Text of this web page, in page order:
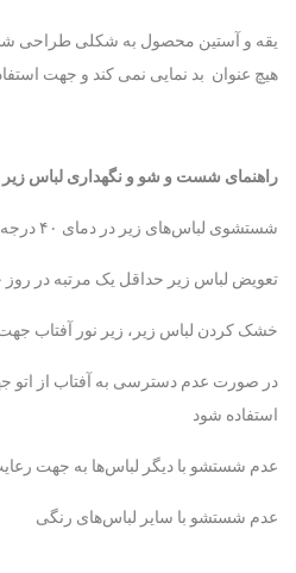
یقه و آستین محصول به شکلی طراحی
هیچ عنوان بد نمایی نمی کند و جهت
راهنمای شست و شو و نگهداری لباس زیر
شستشوی لباس‌های زیر در دمای ۴۰ درجه سانتیگراد جهت طول عمر بیشتر
تعویض لباس زیر حداقل یک مرتبه در
خشک کردن لباس زیر، زیر نور آفتاب
در صورت عدم دسترسی به آفتاب از
استفاده شود
عدم شستشو با دیگر لباس‌ها به جهت
عدم شستشو با سایر لباس‌های رنگی